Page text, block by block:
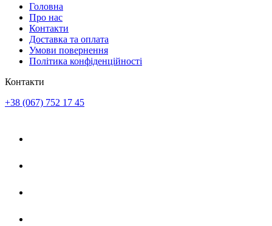
Головна
Про нас
Контакти
Доставка та оплата
Умови повернення
Політика конфіденційності
Контакти
+38 (067) 752 17 45